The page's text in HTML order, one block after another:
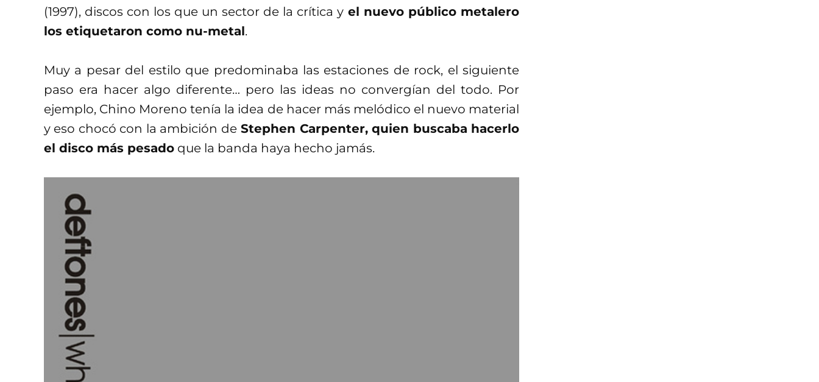
(1997), discos con los que un sector de la crítica y el nuevo público metalero
los etiquetaron como nu-metal.
Muy a pesar del estilo que predominaba las estaciones de rock, el siguiente
paso era hacer algo diferente… pero las ideas no convergían del todo. Por
ejemplo, Chino Moreno tenía la idea de hacer más melódico el nuevo material
y eso chocó con la ambición deStephen Carpenter, quien buscaba hacerlo
el disco más pesado que la banda haya hecho jamás.